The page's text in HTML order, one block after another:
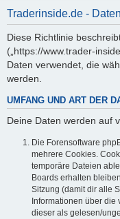
Traderinside.de -
Diese Richtlinie
(„https://www.trader-
Daten verwendet, die
werden.
UMFANG UND ART DER
Deine Daten werden auf
Die Forensoftware
mehrere Cookies.
temporäre Dateien
Boards erhalten
Sitzung (damit dir alle
Informationen über
dieser als gelesen/